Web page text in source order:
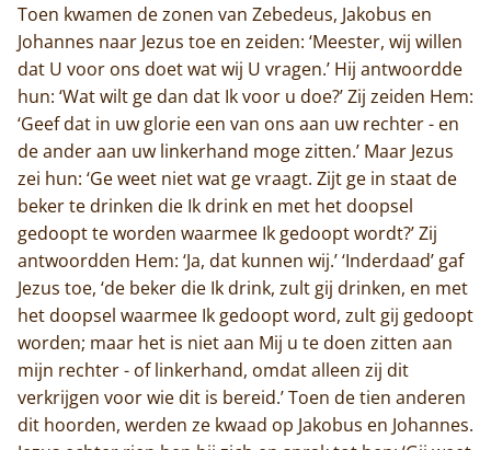
Toen kwamen de zonen van Zebedeus, Jakobus en
Johannes naar Jezus toe en zeiden: ‘Meester, wij willen
dat U voor ons doet wat wij U vragen.’ Hij antwoordde
hun: ‘Wat wilt ge dan dat Ik voor u doe?’ Zij zeiden Hem:
‘Geef dat in uw glorie een van ons aan uw rechter - en
de ander aan uw linkerhand moge zitten.’ Maar Jezus
zei hun: ‘Ge weet niet wat ge vraagt. Zijt ge in staat de
beker te drinken die Ik drink en met het doopsel
gedoopt te worden waarmee Ik gedoopt wordt?’ Zij
antwoordden Hem: ‘Ja, dat kunnen wij.’ ‘Inderdaad’ gaf
Jezus toe, ‘de beker die Ik drink, zult gij drinken, en met
het doopsel waarmee Ik gedoopt word, zult gij gedoopt
worden; maar het is niet aan Mij u te doen zitten aan
mijn rechter - of linkerhand, omdat alleen zij dit
verkrijgen voor wie dit is bereid.’ Toen de tien anderen
dit hoorden, werden ze kwaad op Jakobus en Johannes.